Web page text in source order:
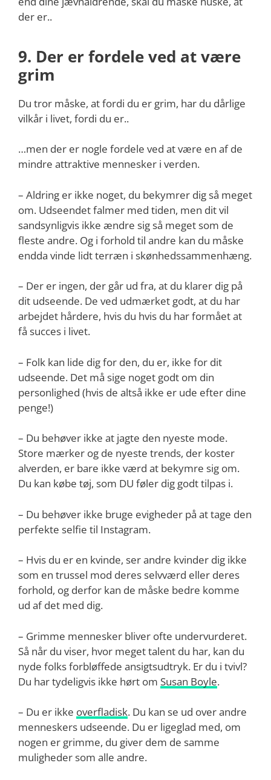
der er..
9. Der er fordele ved at være
grim
Du tror måske, at fordi du er grim, har du dårlige
vilkår i livet, fordi du er..
…men der er nogle fordele ved at være en af de
mindre attraktive mennesker i verden.
– Aldring er ikke noget, du bekymrer dig så meget
om. Udseendet falmer med tiden, men dit vil
sandsynligvis ikke ændre sig så meget som de
fleste andre. Og i forhold til andre kan du måske
endda vinde lidt terræn i skønhedssammenhæng.
– Der er ingen, der går ud fra, at du klarer dig på
dit udseende. De ved udmærket godt, at du har
arbejdet hårdere, hvis du hvis du har formået at
få succes i livet.
– Folk kan lide dig for den, du er, ikke for dit
udseende. Det må sige noget godt om din
personlighed (hvis de altså ikke er ude efter dine
penge!)
– Du behøver ikke at jagte den nyeste mode.
Store mærker og de nyeste trends, der koster
alverden, er bare ikke værd at bekymre sig om.
Du kan købe tøj, som DU føler dig godt tilpas i.
– Du behøver ikke bruge evigheder på at tage den
perfekte selfie til Instagram.
– Hvis du er en kvinde, ser andre kvinder dig ikke
som en trussel mod deres selvværd eller deres
forhold, og derfor kan de måske bedre komme
ud af det med dig.
– Grimme mennesker bliver ofte undervurderet.
Så når du viser, hvor meget talent du har, kan du
nyde folks forbløffede ansigtsudtryk. Er du i tvivl?
Du har tydeligvis ikke hørt om Susan Boyle.
– Du er ikke overfladisk. Du kan se ud over andre
menneskers udseende. Du er ligeglad med, om
nogen er grimme, du giver dem de samme
muligheder som alle andre.